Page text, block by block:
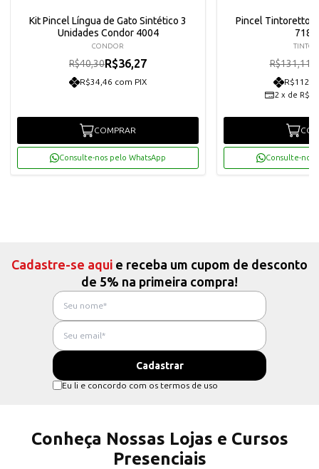
Kit Pincel Língua de Gato Sintético 3
Unidades Condor 4004
CONDOR
R$40,30R$36,27
R$34,46 com PIX
COMPRAR
Consulte-nos pelo WhatsApp
Pincel Tintoretto
718/
R$131,11
2 x de
Consulte-nos
Cadastre-se aqui e receba um cupom de desconto
de 5% na primeira compra!
Eu li e concordo com os termos de uso
Conheça Nossas Lojas e Cursos
Presenciais